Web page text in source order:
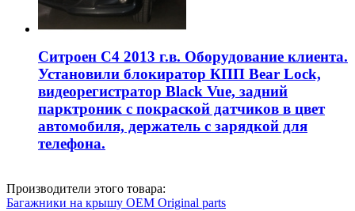
Ситроен С4 2013 г.в. Оборудование клиента.
Установили блокиратор КПП Bear Lock,
видеорегистратор Black Vue, задний
парктроник с покраской датчиков в цвет
автомобиля, держатель с зарядкой для
телефона.
Производители этого товара:
Багажники на крышу OEM Original parts